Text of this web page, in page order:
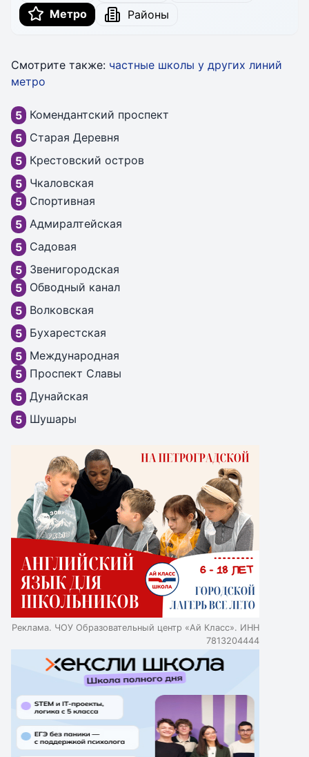
Метро
Районы
Смотрите также: частные школы у других линий
метро
5 Комендантский проспект
5 Старая Деревня
5 Крестовский остров
5 Чкаловская
5 Спортивная
5 Адмиралтейская
5 Садовая
5 Звенигородская
5 Обводный канал
5 Волковская
5 Бухарестская
5 Международная
5 Проспект Славы
5 Дунайская
5 Шушары
Реклама. ЧОУ Образовательный центр «Ай Класс». ИНН
7813204444